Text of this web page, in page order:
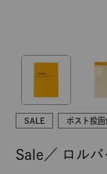
SALE ポスト投
Sale／ ロル